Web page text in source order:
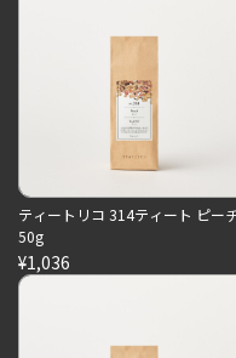
ティートリコ 314ティート ピー
50g
¥1,036